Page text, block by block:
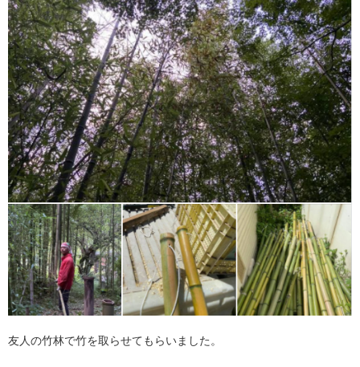
友人の竹林で竹を取らせてもらいました。